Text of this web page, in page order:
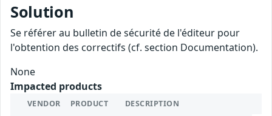
Solution
Se référer au bulletin de sécurité de l'éditeur pour
l'obtention des correctifs (cf. section Documentation).
None
Impacted products
VENDOR PRODUCT DESCRIPTION